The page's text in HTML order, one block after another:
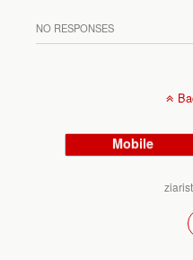
NO RESPONSES
Mobile